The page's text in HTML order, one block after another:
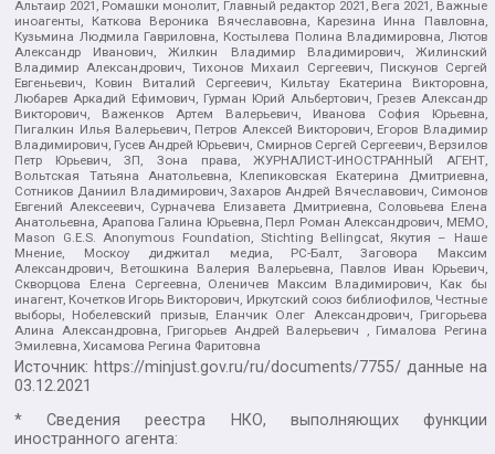
Альтаир 2021, Ромашки монолит, Главный редактор 2021, Вега 2021, Важные
иноагенты, Каткова Вероника Вячеславовна, Карезина Инна Павловна,
Кузьмина Людмила Гавриловна, Костылева Полина Владимировна, Лютов
Александр Иванович, Жилкин Владимир Владимирович, Жилинский
Владимир Александрович, Тихонов Михаил Сергеевич, Пискунов Сергей
Евгеньевич, Ковин Виталий Сергеевич, Кильтау Екатерина Викторовна,
Любарев Аркадий Ефимович, Гурман Юрий Альбертович, Грезев Александр
Викторович, Важенков Артем Валерьевич, Иванова София Юрьевна,
Пигалкин Илья Валерьевич, Петров Алексей Викторович, Егоров Владимир
Владимирович, Гусев Андрей Юрьевич, Смирнов Сергей Сергеевич, Верзилов
Петр Юрьевич, ЗП, Зона права, ЖУРНАЛИСТ-ИНОСТРАННЫЙ АГЕНТ,
Вольтская Татьяна Анатольевна, Клепиковская Екатерина Дмитриевна,
Сотников Даниил Владимирович, Захаров Андрей Вячеславович, Симонов
Евгений Алексеевич, Сурначева Елизавета Дмитриевна, Соловьева Елена
Анатольевна, Арапова Галина Юрьевна, Перл Роман Александрович, МЕМО,
Mason G.E.S. Anonymous Foundation, Stichting Bellingcat, Якутия – Наше
Мнение, Москоу диджитал медиа, РС-Балт, Заговора Максим
Александрович, Ветошкина Валерия Валерьевна, Павлов Иван Юрьевич,
Скворцова Елена Сергеевна, Оленичев Максим Владимирович, Как бы
инагент, Кочетков Игорь Викторович, Иркутский союз библиофилов, Честные
выборы, Нобелевский призыв, Еланчик Олег Александрович, Григорьева
Алина Александровна, Григорьев Андрей Валерьевич , Гималова Регина
Эмилевна, Хисамова Регина Фаритовна
Источник: https://minjust.gov.ru/ru/documents/7755/ данные на
03.12.2021
* Сведения реестра НКО, выполняющих функции
иностранного агента: